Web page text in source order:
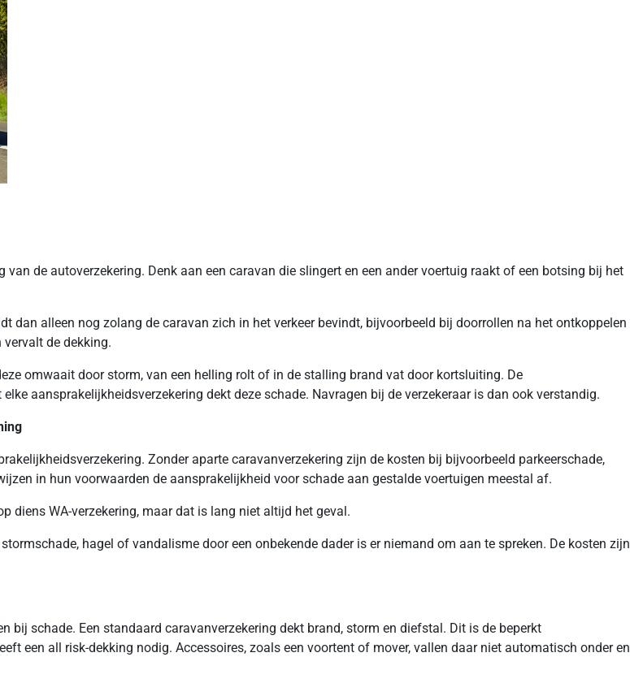
de autoverzekering. Denk aan een caravan die slingert en een ander voertuig raakt of een botsing bij het
dan alleen nog zolang de caravan zich in het verkeer bevindt, bijvoorbeeld bij doorrollen na het ontkoppelen
de dekking.
omwaait door storm, van een helling rolt of in de stalling brand vat door kortsluiting. De
aansprakelijkheidsverzekering dekt deze schade. Navragen bij de verzekeraar is dan ook verstandig.
Zonder aparte caravanverzekering zijn de kosten bij bijvoorbeeld parkeerschade,
in hun voorwaarden de aansprakelijkheid voor schade aan gestalde voertuigen meestal af.
diens WA-verzekering, maar dat is lang niet altijd het geval.
hagel of vandalisme door een onbekende dader is er niemand om aan te spreken. De kosten zijn
bij schade. Een standaard caravanverzekering dekt brand, storm en diefstal. Dit is de beperkt
een all risk-dekking nodig. Accessoires, zoals een voortent of mover, vallen daar niet automatisch onder en